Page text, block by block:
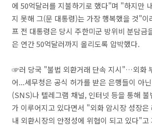
에 50억달러를 지불하기로 했다"며 "하지만
지 못해 그(문 대통령)는 가장 행복했을 것"이
프 전 대통령은 당시 주한미군 방위비 분담금
은 연간 50억달러까지 올리도록 압박했다.
☞러 당국 "불법 외환거래 단속 지시"…외화
어...세무청은 공식 허가를 받은 은행들이 아
(SNS)나 텔레그램 채널, 인터넷 등을 통해 불
가 이루어지고 있다면서 "외화 암시장 성장은
내 외환시장의 안정성에 위협이 되고 있다"고